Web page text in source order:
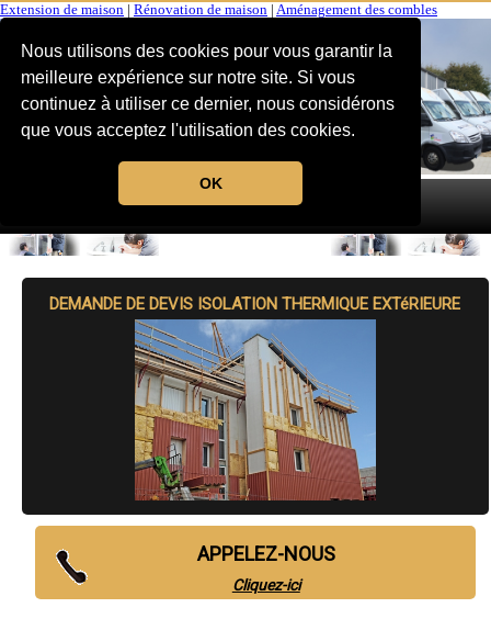
Nous utilisons des cookies pour vous garantir la
meilleure expérience sur notre site. Si vous
continuez à utiliser ce dernier, nous considérons
que vous acceptez l'utilisation des cookies.
OK
Extension de maison Rénovation de maison Aménagement des combles
MENU
DEMANDE DE DEVIS ISOLATION THERMIQUE EXTéRIEURE
APPELEZ-NOUS
Cliquez-ici